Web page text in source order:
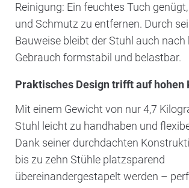
Reinigung: Ein feuchtes Tuch
und Schmutz zu entfernen. Durch
Bauweise bleibt der Stuhl auch
Gebrauch formstabil und belastbar.
Praktisches Design trifft auf hohen
Mit einem Gewicht von nur 4,7
Stuhl leicht zu handhaben und
Dank seiner durchdachten
bis zu zehn Stühle platzsparend
übereinandergestapelt werden –